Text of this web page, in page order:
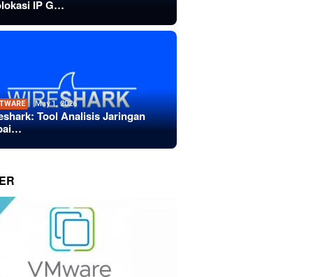
IP G…
May 1, 2026
Tool Analisis Jaringan